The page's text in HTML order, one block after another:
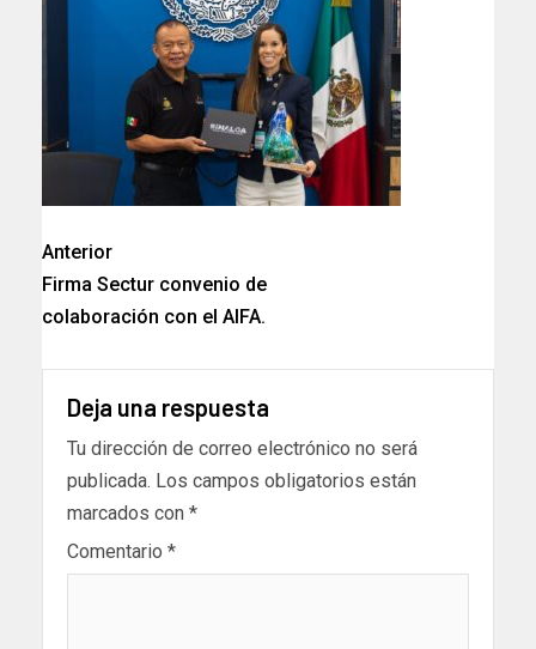
Anterior
Firma Sectur convenio de
colaboración con el AIFA.
Deja una respuesta
Tu dirección de correo electrónico no será
publicada. Los campos obligatorios están
marcados con *
Comentario *